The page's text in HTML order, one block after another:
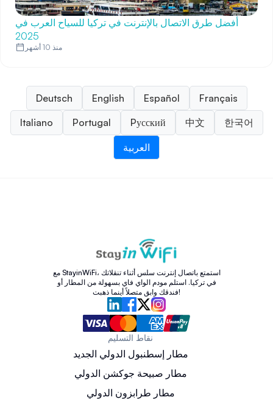
أفضل طرق الاتصال بالإنترنت في تركيا للسياح العرب في
2025
منذ 10 أشهر
Deutsch English Español
Français
Italiano
Portugal Pусский 中文 한국어
العربية
مع StayinWiFi، استمتع باتصال إنترنت سلس أثناء تنقلاتك
في تركيا. استلم مودم الواي فاي بسهولة من المطار أو
فندقك وابق متصلاً أينما ذهبت!
نقاط التسليم
مطار إسطنبول الدولي الجديد
مطار صبيحة جوكشن الدولي
مطار طرابزون الدولي